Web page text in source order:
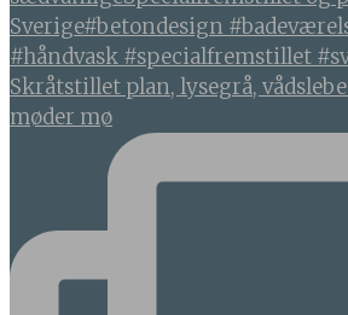
Skråtstillet plan, lysegrå,
møder mø